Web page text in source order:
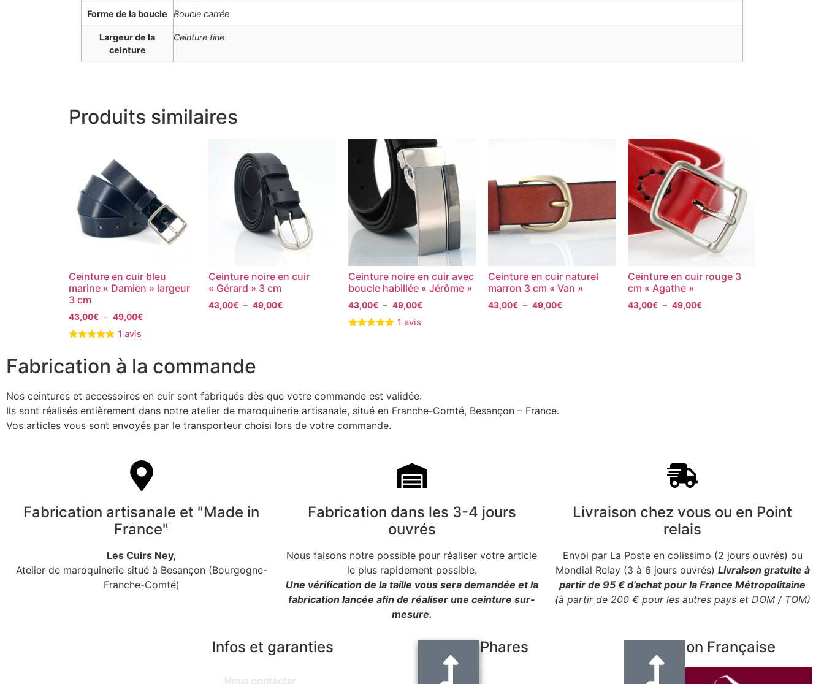
Forme de la boucle Boucle carrée
Largeur de la
ceinture
Ceinture fine
Produits similaires
Ceinture en cuir bleu
marine « Damien » largeur
3 cm
43,00€ – 49,00€
1 avis
Ceinture noire en cuir
« Gérard » 3 cm
43,00€ – 49,00€
Ceinture noire en cuir avec
boucle habillée « Jérôme »
43,00€ – 49,00€
1 avis
Ceinture en cuir naturel
marron 3 cm « Van »
43,00€ – 49,00€
Ceinture en cuir rouge 3
cm « Agathe »
43,00€ – 49,00€
Fabrication à la commande
Nos ceintures et accessoires en cuir sont fabriqués dès que votre commande est validée.
Ils sont réalisés entièrement dans notre atelier de maroquinerie artisanale, situé en Franche-Comté, Besançon – France.
Vos articles vous sont envoyés par le transporteur choisi lors de votre commande.
Fabrication artisanale et "Made in
France"
Les Cuirs Ney,
Atelier de maroquinerie situé à Besançon (Bourgogne-
Franche-Comté)
Fabrication dans les 3-4 jours
ouvrés
Nous faisons notre possible pour réaliser votre article
le plus rapidement possible.
Une vérification de la taille vous sera demandée et la
fabrication lancée afin de réaliser une ceinture sur-
mesure.
Livraison chez vous ou en Point
relais
Envoi par La Poste en colissimo (2 jours ouvrés) ou
Mondial Relay (3 à 6 jours ouvrés) Livraison gratuite à
partir de 95 € d’achat pour la France Métropolitaine
(à partir de 200 € pour les autres pays et DOM / TOM)
Infos et garanties
Nous contacter
Produits Phares Fabrication Française